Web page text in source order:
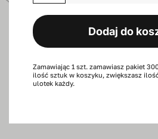
na
pół,
4
A5
Dodaj do
Zamawiając 1 szt. zamawiasz pakiet
ilość sztuk w koszyku, zwiększasz
ulotek każdy.